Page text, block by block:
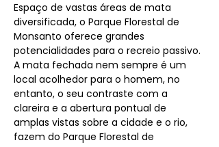
Espaço de vastas áreas de mata
diversificada, o Parque Florestal de
Monsanto oferece grandes
potencialidades para o recreio passivo.
A mata fechada nem sempre é um
local acolhedor para o homem, no
entanto, o seu contraste com a
clareira e a abertura pontual de
amplas vistas sobre a cidade e o rio,
fazem do Parque Florestal de